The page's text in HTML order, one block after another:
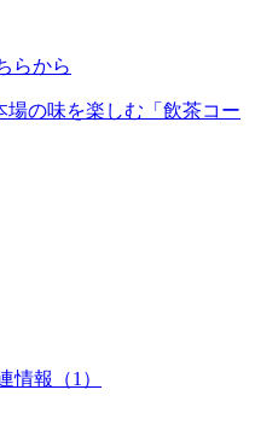
らから
場の味を楽しむ「飲茶コー
情報（1）